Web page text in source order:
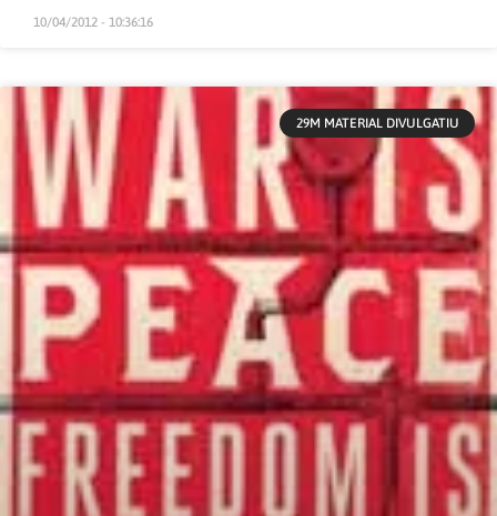
10/04/2012 - 10:36:16
29M MATERIAL DIVULGATIU